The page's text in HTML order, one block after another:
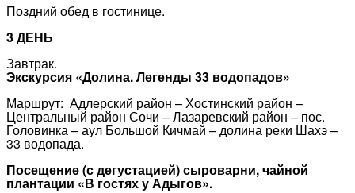
Поздний обед в гостинице.
3 ДЕНЬ
Завтрак.
Экскурсия «Долина. Легенды 33 водопадов»
Маршрут: Адлерский район – Хостинский район –
Центральный район Сочи – Лазаревский район – пос.
Головинка – аул Большой Кичмай – долина реки Шахэ –
33 водопада.
Посещение (с дегустацией) сыроварни, чайной
плантации «В гостях у Адыгов».